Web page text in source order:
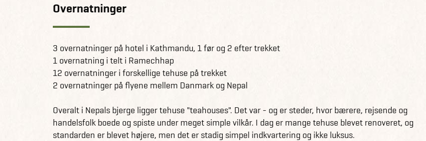
Overnatninger
3 overnatninger på hotel i Kathmandu, 1 før og 2 efter trekket
1 overnatning i telt i Ramechhap
12 overnatninger i forskellige tehuse på trekket
2 overnatninger på flyene mellem Danmark og Nepal
Overalt i Nepals bjerge ligger tehuse "teahouses". Det var - og er steder, hvor bærere, rejsende og
handelsfolk boede og spiste under meget simple vilkår. I dag er mange tehuse blevet renoveret, og
standarden er blevet højere, men det er stadig simpel indkvartering og ikke luksus.